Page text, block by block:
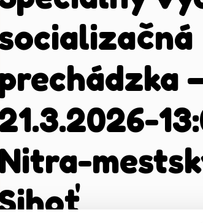
Nitra-